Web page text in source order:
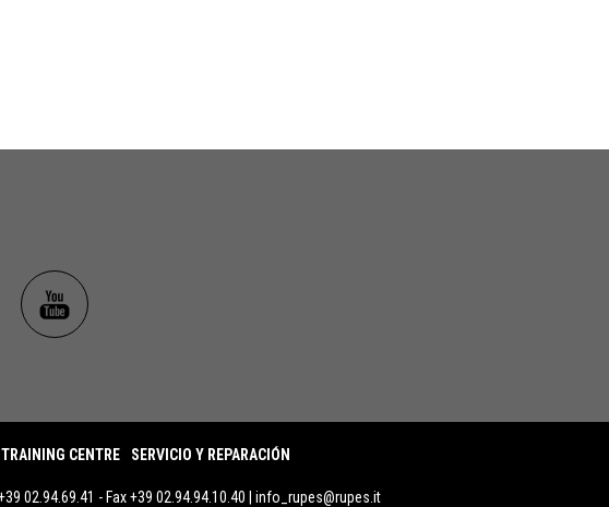
TRAINING CENTRE SERVICIO Y REPARACIÓN
02.94.69.41 - Fax +39 02.94.94.10.40 | info_rupes@rupes.it